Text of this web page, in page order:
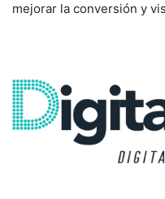
mejorar la conversión y